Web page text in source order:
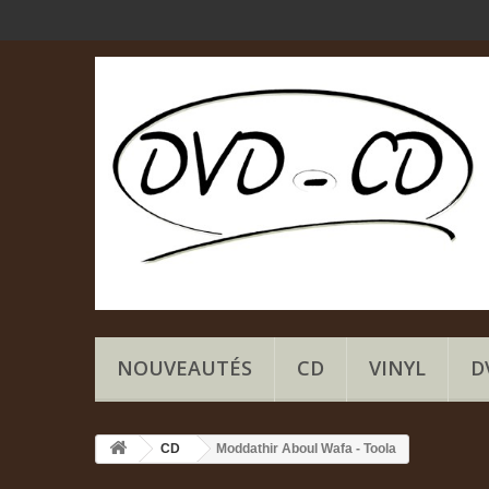
NOUVEAUTÉS CD VINYL
CD Moddathir Aboul Wafa - Toola